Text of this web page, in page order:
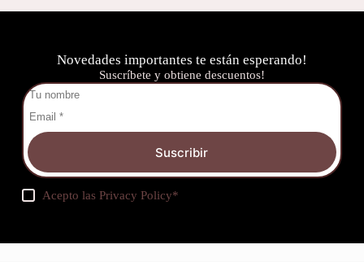
Novedades importantes te están esperando!
Suscríbete y obtiene descuentos!
Suscribir
Acepto lasPrivacy Policy*